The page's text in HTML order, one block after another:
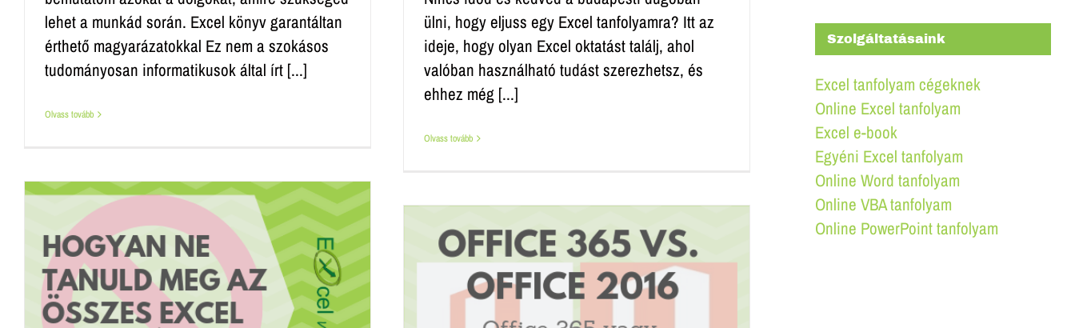
lehet a munkád során. Excel könyv garantáltan
érthető magyarázatokkal Ez nem a szokásos
tudományosan informatikusok által írt [...]
Olvass tovább
ülni, hogy eljuss egy Excel tanfolyamra? Itt az
ideje, hogy olyan Excel oktatást találj, ahol
valóban használható tudást szerezhetsz, és
ehhez még [...]
Olvass tovább
Szolgáltatásaink
Excel tanfolyam cégeknek
Online Excel tanfolyam
Excel e-book
Egyéni Excel tanfolyam
Online Word tanfolyam
Online VBA tanfolyam
Online PowerPoint tanfolyam